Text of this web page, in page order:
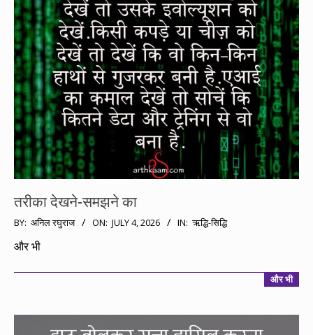
तरीका देखने-समझने का
2026-
07-
BY: अनिल रघुराज ON: JULY 4, 2026 IN: ऋद्धि-सिद्धि
और भी
और भी